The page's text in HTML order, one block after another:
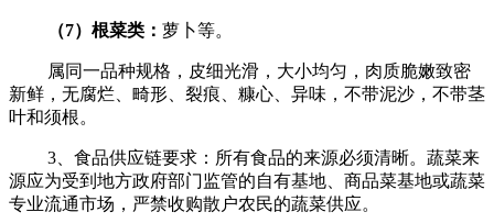
（7）根菜类：萝卜等。
属同一品种规格，皮细光滑，大小均匀，肉质脆嫩致密
新鲜，无腐烂、畸形、裂痕、糠心、异味，不带泥沙，不带茎
叶和须根。
3、食品供应链要求：所有食品的来源必须清晰。蔬菜来
源应为受到地方政府部门监管的自有基地、商品菜基地或蔬菜
专业流通市场，严禁收购散户农民的蔬菜供应。